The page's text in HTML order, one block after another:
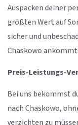
Auspacken deiner
größten Wert auf
sicher und
Chaskowo ankommt.
Preis-Leistungs-
Bei uns bekommst
nach Chaskowo,
verzichten zu